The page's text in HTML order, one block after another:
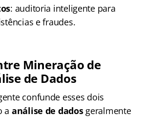
: auditoria inteligente para
e fraudes.
Mineração de
de Dados
confunde esses dois
a análise de dadosgeralmente